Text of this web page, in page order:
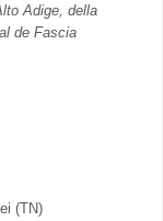
Adige, della
de Fascia
(TN)